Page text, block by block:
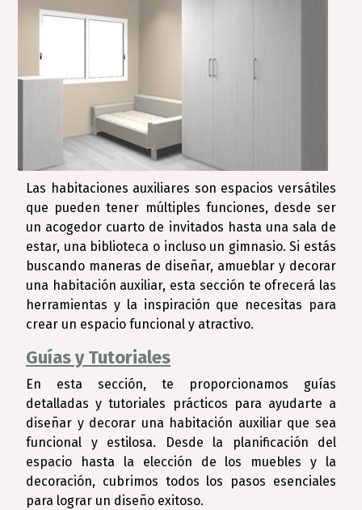
Las habitaciones auxiliares son espacios versátiles
que pueden tener múltiples funciones, desde ser
un acogedor cuarto de invitados hasta una sala de
estar, una biblioteca o incluso un gimnasio. Si estás
buscando maneras de diseñar, amueblar y decorar
una habitación auxiliar, esta sección te ofrecerá las
herramientas y la inspiración que necesitas para
crear un espacio funcional y atractivo.
Guías y Tutoriales
En esta sección, te proporcionamos guías
detalladas y tutoriales prácticos para ayudarte a
diseñar y decorar una habitación auxiliar que sea
funcional y estilosa. Desde la planificación del
espacio hasta la elección de los muebles y la
decoración, cubrimos todos los pasos esenciales
para lograr un diseño exitoso.